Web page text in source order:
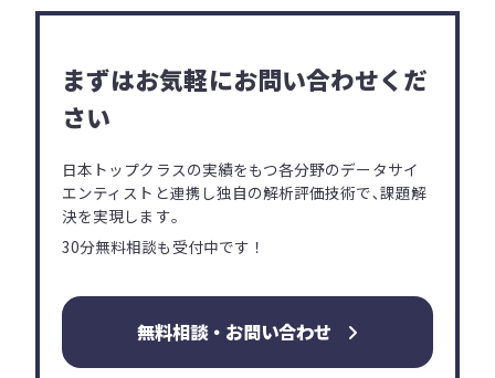
まずはお気軽にお問い合わせくだ
さい
日本トップクラスの実績をもつ各分野のデータサイ
エンティストと連携し独自の解析評価技術で､課題解
決を実現します｡
30分無料相談も受付中です！
無料相談・お問い合わせ